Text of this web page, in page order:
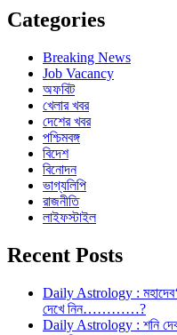
Categories
Breaking News
Job Vacancy
অফবিট
খেলার খবর
দেশের খবর
পশ্চিমবঙ্গ
বিদেশ
বিনোদন
ভাগ্যলিপি
রাজনীতি
লাইফস্টাইল
Recent Posts
Daily Astrology :
দেখে নিন…………?
Daily Astrology : শনি